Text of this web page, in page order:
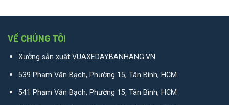
VỀ CHÚNG TÔI
Xưởng sản xuất VUAXEDAYBANHANG.VN
539 Phạm Văn Bạch, Phường 15, Tân Bình, HCM
541 Phạm Văn Bạch, Phường 15, Tân Bình, HCM